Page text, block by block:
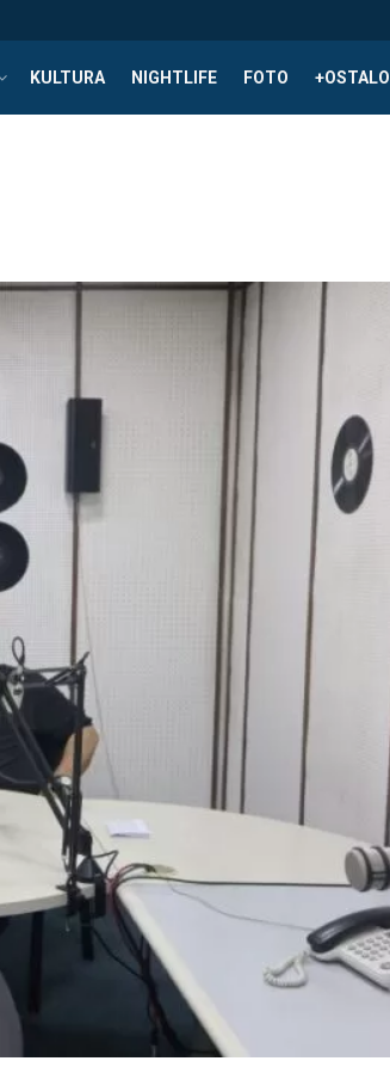
KULTURA NIGHTLIFE FOTO +OSTALO